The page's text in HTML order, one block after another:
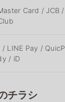
Card / JCB
/ LINE Pay /
/ iD
チラシ